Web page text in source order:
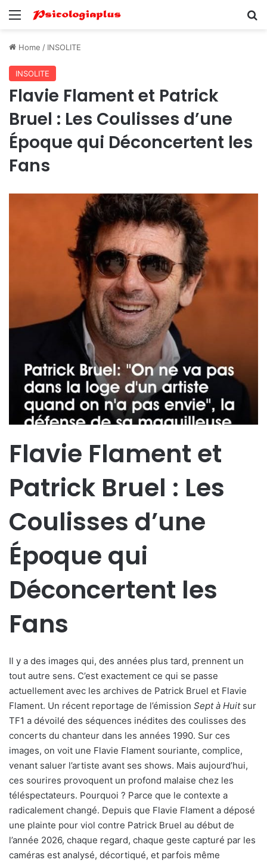
Menu
Home / INSOLITE
INSOLITE
Flavie Flament et Patrick
Bruel : Les Coulisses d’une
Époque qui Déconcertent les
Fans
Flavie Flament et
Patrick Bruel : Les
Coulisses d’une
Époque qui
Déconcertent les
Fans
Il y a des images qui, des années plus tard, prennent un
tout autre sens. C’est exactement ce qui se passe
actuellement avec les archives de Patrick Bruel et Flavie
Flament. Un récent reportage de l’émission Sept à Huitsur
TF1 a dévoilé des séquences inédites des coulisses des
concerts du chanteur dans les années 1990. Sur ces
images, on voit une Flavie Flament souriante, complice,
venant saluer l’artiste avant ses shows. Mais aujourd’hui,
ces sourires provoquent un profond malaise chez les
téléspectateurs. Pourquoi ? Parce que le contexte a
radicalement changé. Depuis que Flavie Flament a déposé
une plainte pour viol contre Patrick Bruel au début de
l’année 2026, chaque regard, chaque geste capturé par les
caméras est analysé, décortiqué, et parfois même